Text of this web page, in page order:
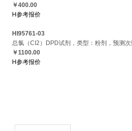
￥400.00
H参考报价
HI95761-03
总氯（CI2）DPD试剂，类型：粉剂，预测
￥1100.00
H参考报价